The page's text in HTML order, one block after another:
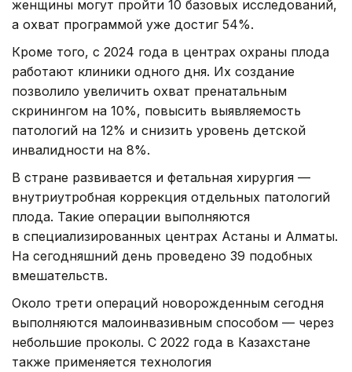
женщины могут пройти 10 базовых исследований,
а охват программой уже достиг 54%.
Кроме того, с 2024 года в центрах охраны плода
работают клиники одного дня. Их создание
позволило увеличить охват пренатальным
скринингом на 10%, повысить выявляемость
патологий на 12% и снизить уровень детской
инвалидности на 8%.
В стране развивается и фетальная хирургия —
внутриутробная коррекция отдельных патологий
плода. Такие операции выполняются
в специализированных центрах Астаны и Алматы.
На сегодняшний день проведено 39 подобных
вмешательств.
Около трети операций новорожденным сегодня
выполняются малоинвазивным способом — через
небольшие проколы. С 2022 года в Казахстане
также применяется технология